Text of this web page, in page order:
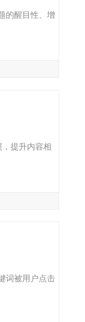
的醒目性、增
提升内容相
词被用户点击